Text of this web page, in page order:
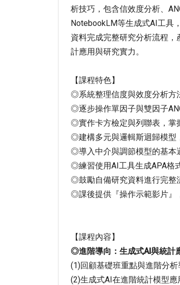
析技巧，包含信效度分析、
NotebookLM等生成式AI工具
資料完成完整研究分析流程
計應用與研究實力。
【課程特色】
◎系統整理信度與效度分析方
◎逐步操作單因子與雙因子
◎實作卡方檢定與列聯表，掌
◎建構多元與邏輯斯迴歸模型
◎導入中介與調節模型的基本
◎練習使用AI工具生成APA格
◎鼓勵自備研究資料進行完整
◎課後提供『操作示範影片』
【課程內容】
◎進階導向：生成式AI與統計
(1)回顧基礎班重點與進階分析
(2)生成式AI在進階統計模型應